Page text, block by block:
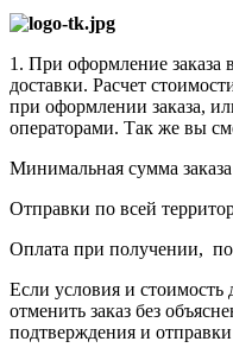
1. При оформление заказа
доставки. Расчет
при оформлении заказа,
операторами. Так же вы
Минимальная сумма заказа
Отправки по всей
Оплата при получении, по
Если условия и стоимость
отменить заказ без
подтверждения и отправки